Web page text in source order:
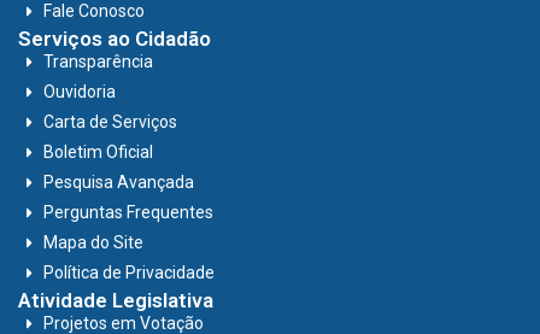
Fale Conosco
Serviços ao Cidadão
Transparência
Ouvidoria
Carta de Serviços
Boletim Oficial
Pesquisa Avançada
Perguntas Frequentes
Mapa do Site
Política de Privacidade
Atividade Legislativa
Projetos em Votação